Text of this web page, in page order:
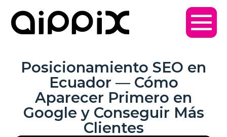
Posicionamiento SEO en
Ecuador — Cómo
Aparecer Primero en
Google y Conseguir Más
Clientes